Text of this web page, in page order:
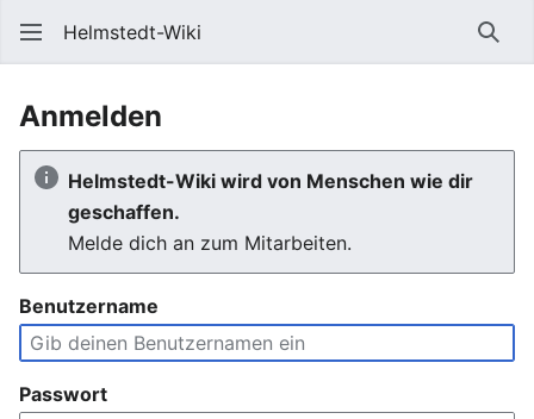
Helmstedt-Wiki
Anmelden
Helmstedt-Wiki wird von Menschen wie dir
geschaffen.
Melde dich an zum Mitarbeiten.
Benutzername
Passwort